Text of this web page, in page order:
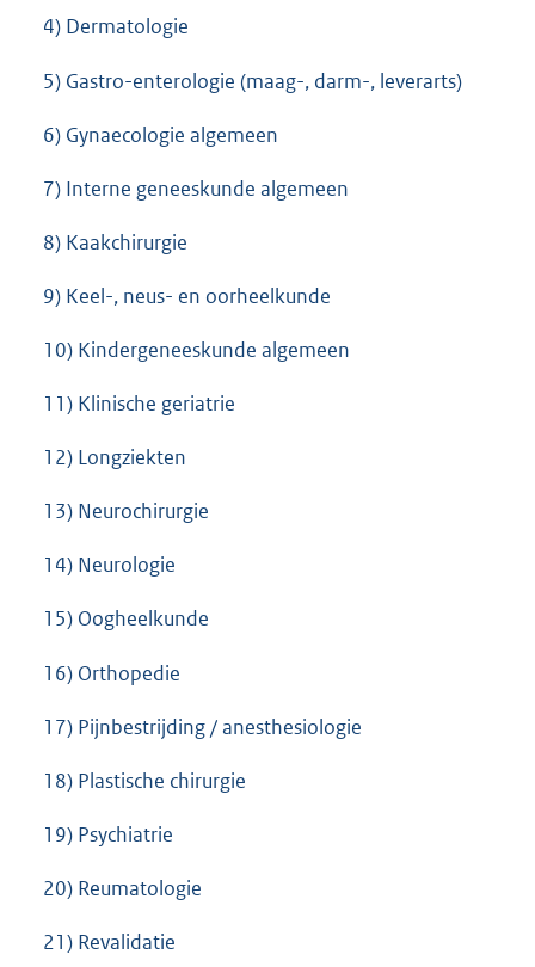
4) Dermatologie
5) Gastro-enterologie (maag-, darm-, leverarts)
6) Gynaecologie algemeen
7) Interne geneeskunde algemeen
8) Kaakchirurgie
9) Keel-, neus- en oorheelkunde
10) Kindergeneeskunde algemeen
11) Klinische geriatrie
12) Longziekten
13) Neurochirurgie
14) Neurologie
15) Oogheelkunde
16) Orthopedie
17) Pijnbestrijding / anesthesiologie
18) Plastische chirurgie
19) Psychiatrie
20) Reumatologie
21) Revalidatie